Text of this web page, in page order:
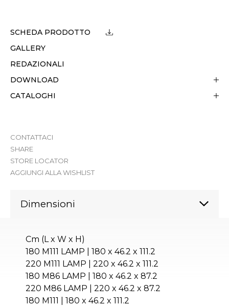
SCHEDA PRODOTTO
GALLERY
REDAZIONALI
DOWNLOAD
CATALOGHI
CONTATTACI
SHARE
STORE LOCATOR
AGGIUNGI ALLA WISHLIST
Dimensioni
Cm (L x W x H)
180 M111 LAMP | 180 x 46.2 x 111.2
220 M111 LAMP | 220 x 46.2 x 111.2
180 M86 LAMP | 180 x 46.2 x 87.2
220 M86 LAMP | 220 x 46.2 x 87.2
180 M111 | 180 x 46.2 x 111.2